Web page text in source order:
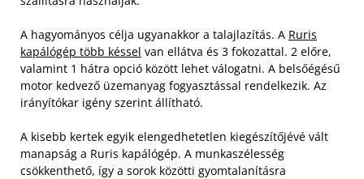
A hagyományos célja ugyanakkor a talajlazítás. A Ruris
kapálógép több késsel van ellátva és 3 fokozattal. 2 előre,
valamint 1 hátra opció között lehet válogatni. A belsőégésű
motor kedvező üzemanyag fogyasztással rendelkezik. Az
irányítókar igény szerint állítható.
A kisebb kertek egyik elengedhetetlen kiegészítőjévé vált
manapság a Ruris kapálógép. A munkaszélesség
csökkenthető, így a sorok közötti gyomtalanításra